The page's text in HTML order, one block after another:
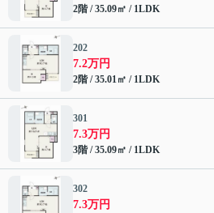
2階 / 35.09㎡ / 1LDK
202
7.2万円
2階 / 35.01㎡ / 1LDK
301
7.3万円
3階 / 35.09㎡ / 1LDK
302
7.3万円